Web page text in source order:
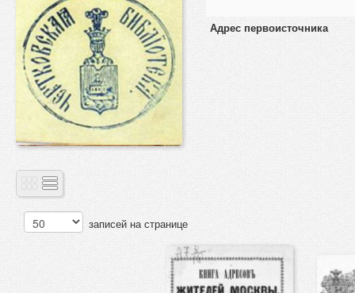
Адрес первоисточника
записей на странице